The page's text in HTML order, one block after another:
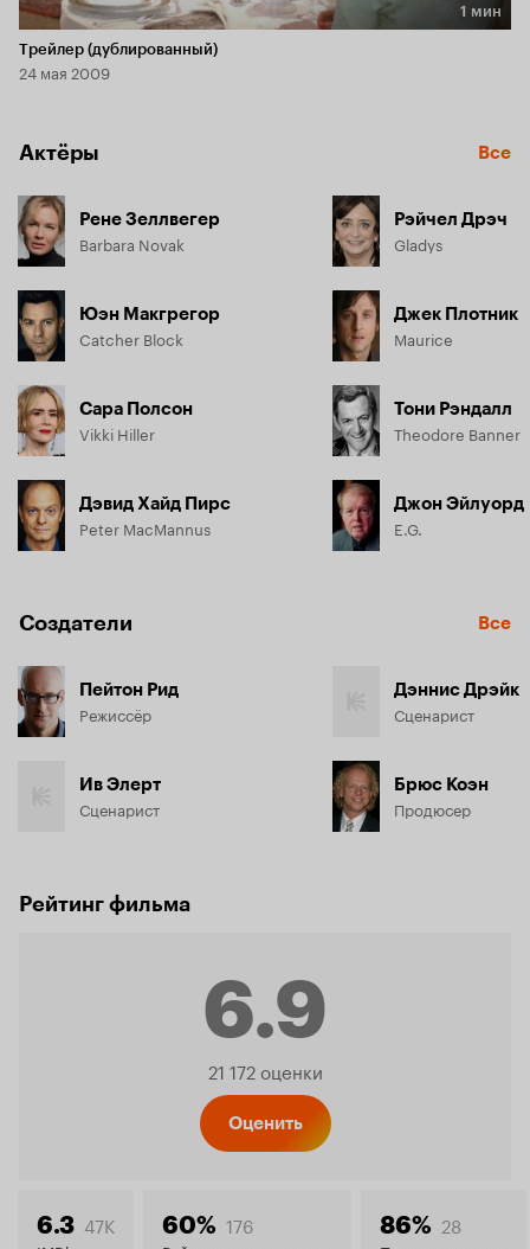
Длительность 1 мин
1 мин
Трейлер (дублированный)
24 мая 2009
Актёры Все
Рене Зеллвегер
Barbara Novak
Юэн Макгрегор
Catcher Block
Сара Полсон
Vikki Hiller
Дэвид Хайд Пирс
Peter MacMannus
Рэйчел Дрэч
Gladys
Джек Плотник
Maurice
Тони Рэндалл
Theodore Banner
Джон Эйлуорд
E.G.
Создатели Все
Пейтон Рид
Режиссёр
Ив Элерт
Сценарист
Дэннис Дрэйк
Сценарист
Брюс Коэн
Продюсер
Рейтинг фильма
6.9
Рейтинг
21 172 оценки
Оценить
6.3 47K 60% 176 86% 28